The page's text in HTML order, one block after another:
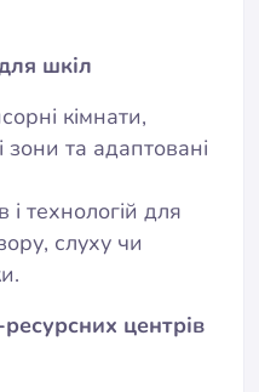
шкіл
кімнати,
зони та адаптовані
і технологій для
слуху чи
центрів